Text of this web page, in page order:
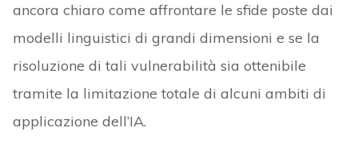
ancora chiaro come affrontare le sfide poste dai
modelli linguistici di grandi dimensioni e se la
risoluzione di tali vulnerabilità sia ottenibile
tramite la limitazione totale di alcuni ambiti di
applicazione dell’IA.